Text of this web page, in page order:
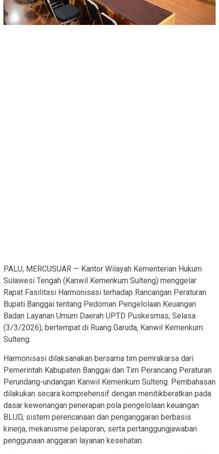
PALU, MERCUSUAR — Kantor Wilayah Kementerian Hukum
Sulawesi Tengah (Kanwil Kemenkum Sulteng) menggelar
Rapat Fasilitasi Harmonisasi terhadap Rancangan Peraturan
Bupati Banggai tentang Pedoman Pengelolaan Keuangan
Badan Layanan Umum Daerah UPTD Puskesmas, Selasa
(3/3/2026), bertempat di Ruang Garuda, Kanwil Kemenkum
Sulteng.
Harmonisasi dilaksanakan bersama tim pemrakarsa dari
Pemerintah Kabupaten Banggai dan Tim Perancang Peraturan
Perundang-undangan Kanwil Kemenkum Sulteng. Pembahasan
dilakukan secara komprehensif dengan menitikberatkan pada
dasar kewenangan penerapan pola pengelolaan keuangan
BLUD, sistem perencanaan dan penganggaran berbasis
kinerja, mekanisme pelaporan, serta pertanggungjawaban
penggunaan anggaran layanan kesehatan.